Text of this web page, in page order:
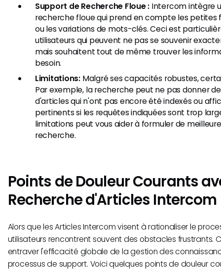
Support de Recherche Floue : Intercom intègre
recherche floue qui prend en compte les
ou les variations de mots-clés. Ceci est
utilisateurs qui peuvent ne pas se souvenir
mais souhaitent tout de même trouver les
besoin.
Limitations:Malgré ses capacités robustes,
Par exemple, la recherche peut ne pas donner
d'articles qui n'ont pas encore été indexés ou
pertinents si les requêtes indiquées sont trop
limitations peut vous aider à formuler de
recherche.
Points de Douleur Courants
Recherche d'Articles Intercom
Alors que les Articles Intercom visent à rationaliser le
utilisateurs rencontrent souvent des obstacles frustrants.
entraver l'efficacité globale de la gestion des
processus de support. Voici quelques points de douleur